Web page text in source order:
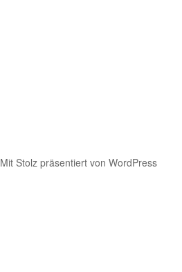
Mit Stolz präsentiert von WordPress